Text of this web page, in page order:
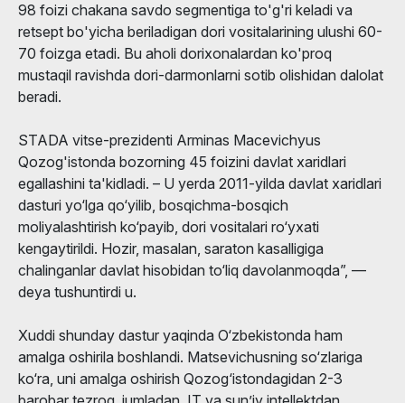
98 foizi chakana savdo segmentiga to'g'ri keladi va
retsept bo'yicha beriladigan dori vositalarining ulushi 60-
70 foizga etadi. Bu aholi dorixonalardan ko'proq
mustaqil ravishda dori-darmonlarni sotib olishidan dalolat
beradi.
STADA vitse-prezidenti Arminas Macevichyus
Qozog'istonda bozorning 45 foizini davlat xaridlari
egallashini ta'kidladi. – U yerda 2011-yilda davlat xaridlari
dasturi yo‘lga qo‘yilib, bosqichma-bosqich
moliyalashtirish ko‘payib, dori vositalari ro‘yxati
kengaytirildi. Hozir, masalan, saraton kasalligiga
chalinganlar davlat hisobidan to‘liq davolanmoqda”, —
deya tushuntirdi u.
Xuddi shunday dastur yaqinda O‘zbekistonda ham
amalga oshirila boshlandi. Matsevichusning so‘zlariga
ko‘ra, uni amalga oshirish Qozog‘istondagidan 2-3